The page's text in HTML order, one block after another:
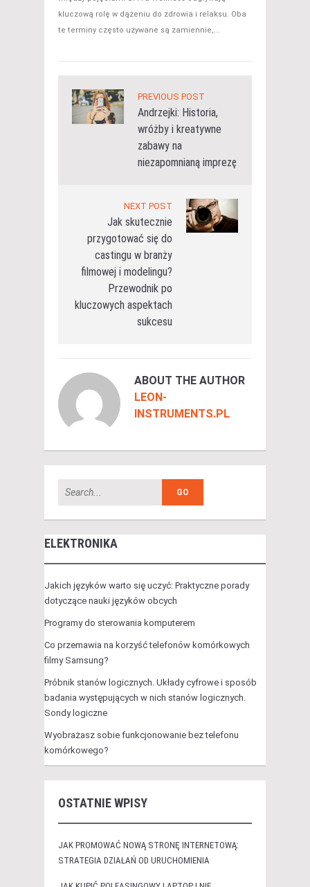
kluczową rolę w dążeniu do zdrowia i relaksu. Oba
te terminy często używane są zamiennie,...
PREVIOUS POST
Andrzejki: Historia,
wróżby i kreatywne
zabawy na
niezapomnianą imprezę
NEXT POST
Jak skutecznie
przygotować się do
castingu w branży
filmowej i modelingu?
Przewodnik po
kluczowych aspektach
sukcesu
ABOUT THE AUTHOR
LEON-
INSTRUMENTS.PL
ELEKTRONIKA
Jakich języków warto się uczyć: Praktyczne porady
dotyczące nauki języków obcych
Programy do sterowania komputerem
Co przemawia na korzyść telefonów komórkowych
filmy Samsung?
Próbnik stanów logicznych. Układy cyfrowe i sposób
badania występujących w nich stanów logicznych.
Sondy logiczne
Wyobrażasz sobie funkcjonowanie bez telefonu
komórkowego?
OSTATNIE WPISY
JAK PROMOWAĆ NOWĄ STRONĘ INTERNETOWĄ:
STRATEGIA DZIAŁAŃ OD URUCHOMIENIA